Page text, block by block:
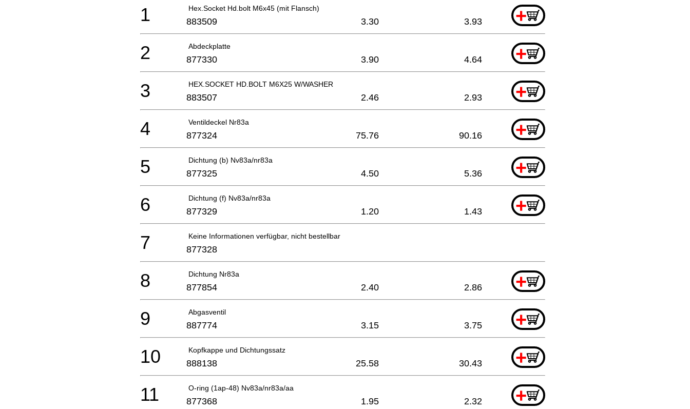
Hex.Socket Hd.bolt M6x45 (mit Flansch) +
1 883509 3.30 3.93
Abdeckplatte +
2 877330 3.90 4.64
HEX.SOCKET HD.BOLT M6X25 W/WASHER +
3 883507 2.46 2.93
Ventildeckel Nr83a +
4 877324 75.76 90.16
Dichtung (b) Nv83a/nr83a +
5 877325 4.50 5.36
Dichtung (f) Nv83a/nr83a +
6 877329 1.20 1.43
Keine Informationen verfügbar, nicht bestellbar
7 877328
Dichtung Nr83a +
8 877854 2.40 2.86
Abgasventil +
9 887774 3.15 3.75
Kopfkappe und Dichtungssatz +
10 888138 25.58 30.43
O-ring (1ap-48) Nv83a/nr83a/aa +
11 877368 1.95 2.32